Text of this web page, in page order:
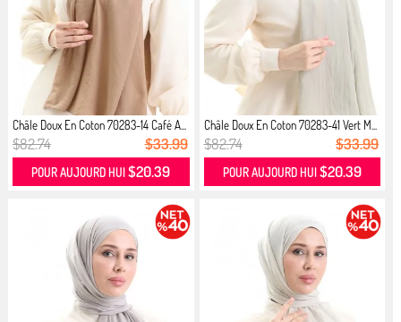
Châle Doux En Coton 70283-14 Café A...
$82.74 $33.99
POUR AUJOURD HUI$20.39
Châle Doux En Coton 70283-41 Vert M...
$82.74 $33.99
POUR AUJOURD HUI $20.39